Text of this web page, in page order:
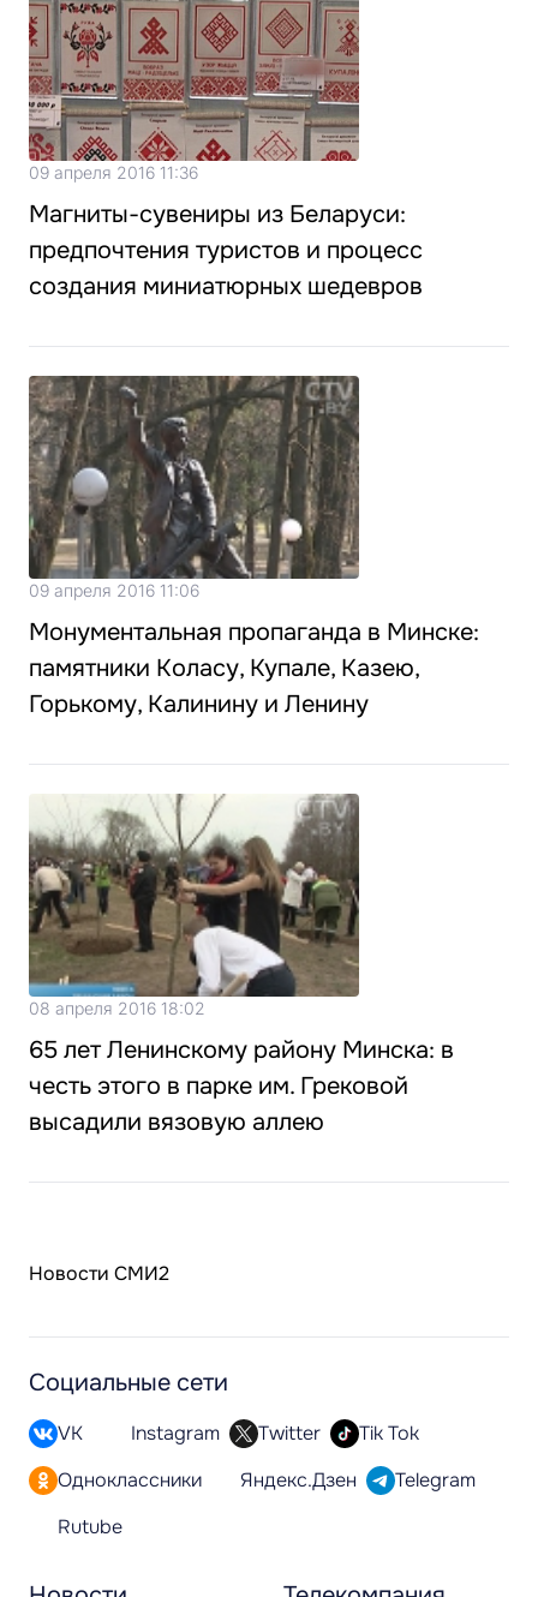
09 апреля 2016 11:36
Магниты-сувениры из Беларуси:
предпочтения туристов и процесс
создания миниатюрных шедевров
09 апреля 2016 11:06
Монументальная пропаганда в Минске:
памятники Коласу, Купале, Казею,
Горькому, Калинину и Ленину
08 апреля 2016 18:02
65 лет Ленинскому району Минска: в
честь этого в парке им. Грековой
высадили вязовую аллею
Новости СМИ2
Социальные сети
VK Instagram Twitter
Tik Tok
Одноклассники
Яндекс.Дзен
Telegram
Rutube